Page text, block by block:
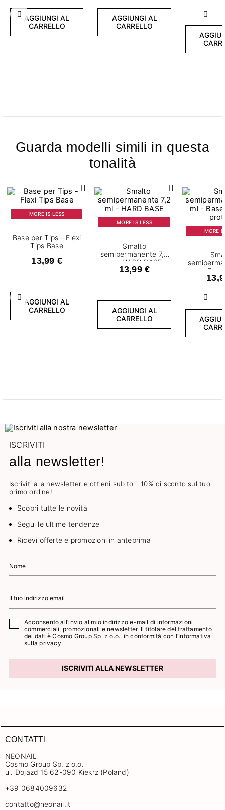
Precedente
AGGIUNGI AL
CARRELLO
AGGIUNGI AL
CARRELLO
Guarda modelli simili in questa
tonalità
Precedente
MORE IS LESS
Base per Tips - Flexi
Tips Base
13,99 €
AGGIUNGI AL
CARRELLO
MORE IS LESS
Smalto
semipermanente 7,2
ml - HARD BASE
13,99 €
AGGIUNGI AL
CARRELLO
MORE
ml -
ISCRIVITI
alla newsletter!
Iscriviti alla newsletter e ottieni subito il 10% di sconto sul tuo
primo ordine!
Scopri tutte le novità
Segui le ultime tendenze
Ricevi offerte e promozioni in anteprima
Acconsento all’invio al mio indirizzo e-mail di informazioni
commerciali, promozionali e newsletter. Il titolare del trattamento
dei dati è Cosmo Group Sp. z o.o., in conformità con l’Informativa
sulla privacy.
ISCRIVITI ALLA NEWSLETTER
CONTATTI
NEONAIL
Cosmo Group Sp. z o.o.
ul. Dojazd 15 62-090 Kiekrz (Poland)
+39 0684009632
contatto@neonail.it